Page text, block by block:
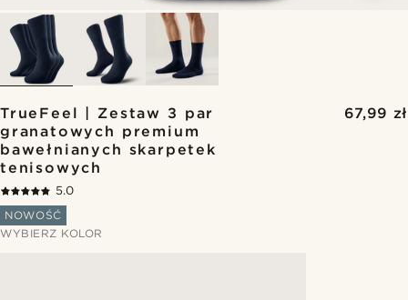
TrueFeel | Zestaw 3 par
granatowych premium
bawełnianych skarpetek
tenisowych
67,99 zł
5.0
NOWOŚĆ
WYBIERZ KOLOR